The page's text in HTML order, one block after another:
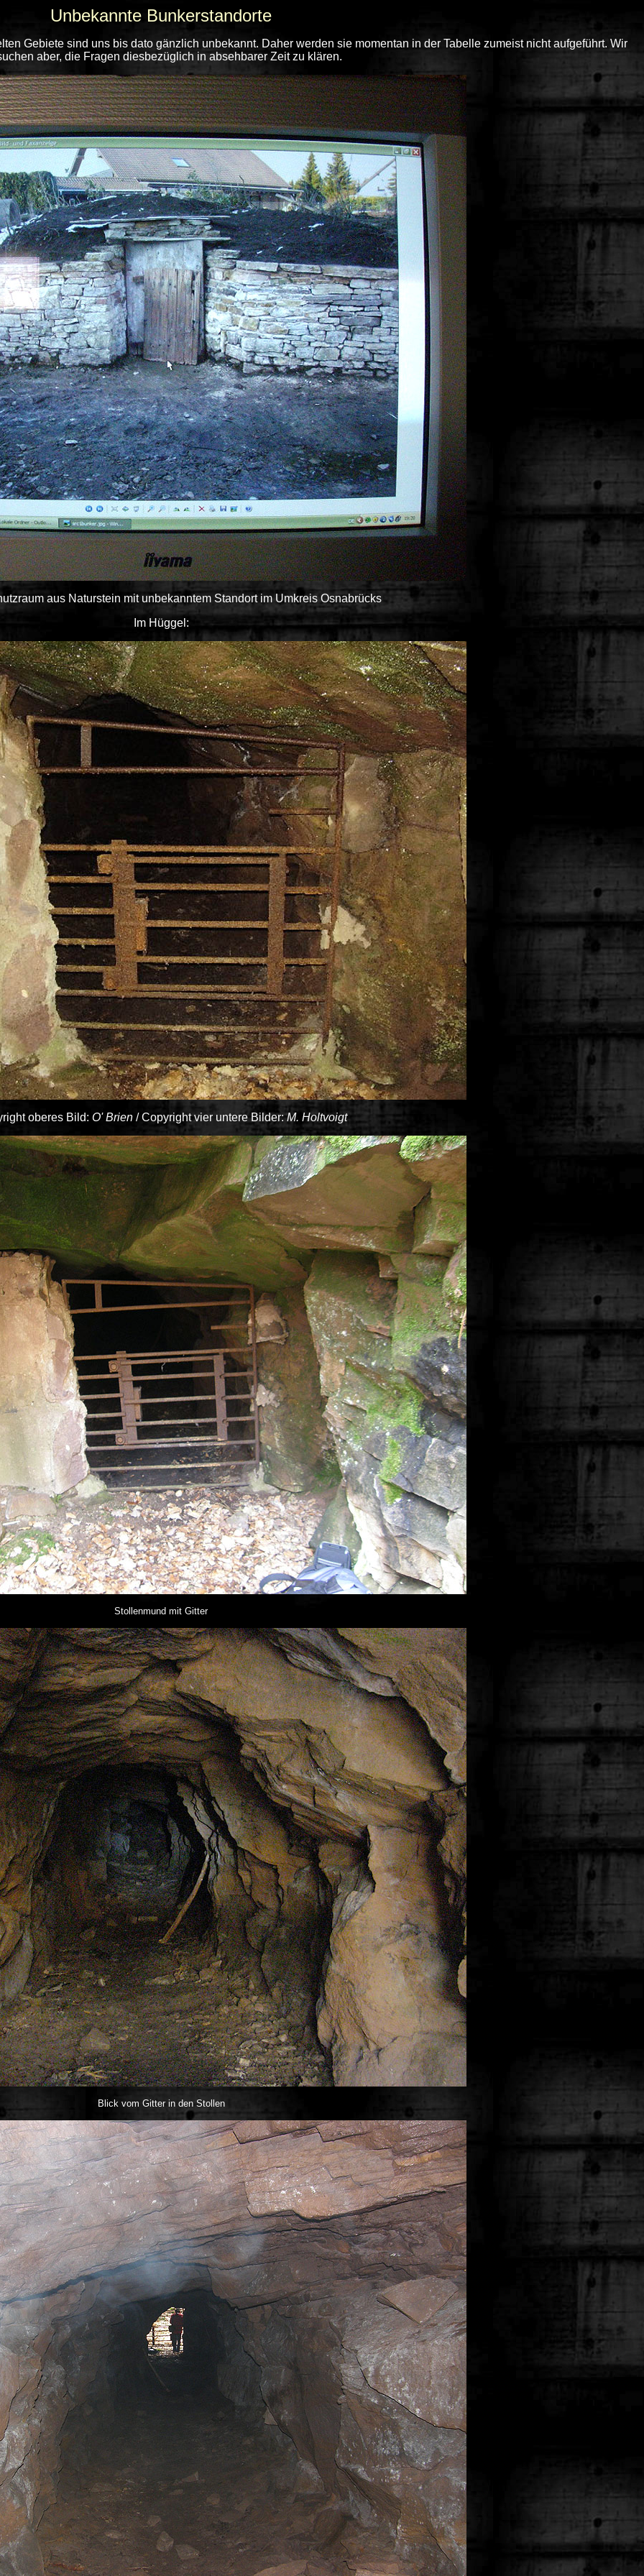
Unbekannte Bunkerstandorte
Gebiete sind uns bis dato gänzlich unbekannt. Daher werden sie momentan in der Tabelle zumeist nicht aufgeführt. Wir
aber, die Fragen diesbezüglich in absehbarer Zeit zu klären.
aus Naturstein mit unbekanntem Standort im Umkreis Osnabrücks
m Hüggel:
oberes Bild: O' Brien / Copyright vier untere Bilder:M. Holtvoigt
Stollenmund mit Gitter
Blick vom Gitter in den Stollen